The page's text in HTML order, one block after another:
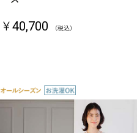
￥40,700 （税込）